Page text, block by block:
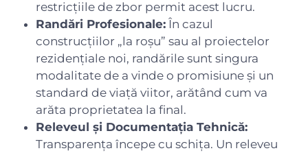
restricțiile de zbor permit acest lucru.
Randări Profesionale: În cazul
construcțiilor „la roșu” sau al proiectelor
rezidențiale noi, randările sunt singura
modalitate de a vinde o promisiune și un
standard de viață viitor, arătând cum va
arăta proprietatea la final.
Releveul și Documentația Tehnică:
Transparența începe cu schița. Un releveu